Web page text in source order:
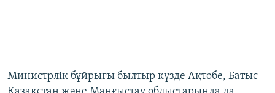
​Министрлік бұйрығы былтыр күзде Ақтөбе, Батыс